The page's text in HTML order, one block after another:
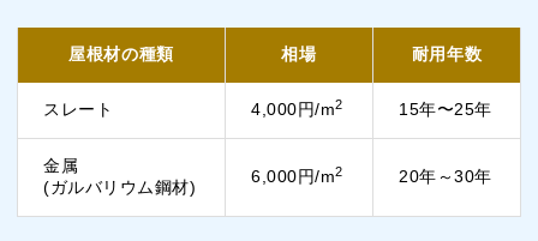
屋根材の種類 相場 耐用年数
スレート 4,000円/m2 15年〜25年
金属
(ガルバリウム鋼材)
6,000円/m2 20年～30年